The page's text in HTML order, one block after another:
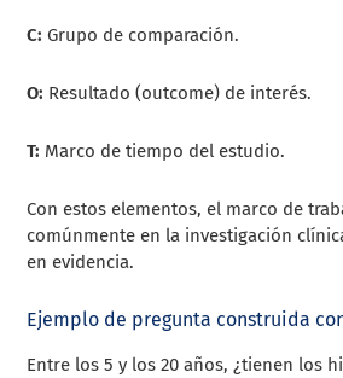
C: Grupo de comparación.
O: Resultado (outcome) de interés.
T: Marco de tiempo del estudio.
Con estos elementos, el marco de
comúnmente en la investigación
en evidencia.
Ejemplo de pregunta construida
Entre los 5 y los 20 años, ¿tienen los